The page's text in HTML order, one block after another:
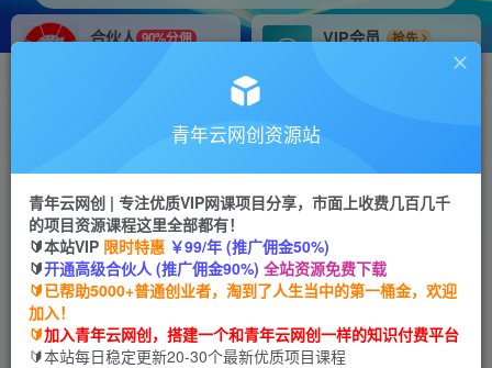
合伙人 90%分佣
VIP会员
抢先
搭建同款网站，自己当老板
首页 创业课程 会员专属 正文
（6209期）抖音 快手电影直播方法，轻松日赚
1000+（教程+防封技巧+工具）
青年云网创
2年前发布
关注 私信
青年云网创资源站
青年云网创 | 专注优质VIP网课项目分享，市面上收费几百几千
的项目资源课程这里全部都有！
🔰本站VIP 限时特惠 ￥99/年 (推广佣金50%)
🔰开通高级合伙人 (推广佣金90%) 全站资源免费下载
🔰已帮助5000+普通创业者，淘到了人生当中的第一桶金，欢迎
加入！
🔰加入青年云网创，搭建一个和青年云网创一样的知识付费平台
🔰本站每日稳定更新20-30个最新优质项目课程